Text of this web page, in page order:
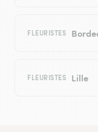
FLEURISTES
FLEURISTES Lille